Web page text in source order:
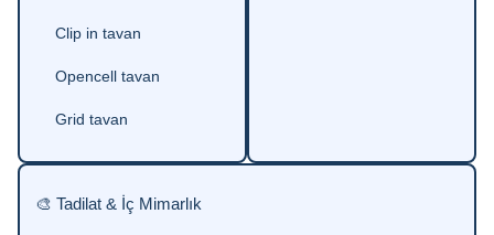
Clip in tavan
Opencell tavan
Grid tavan
🎨 Tadilat & İç Mimarlık